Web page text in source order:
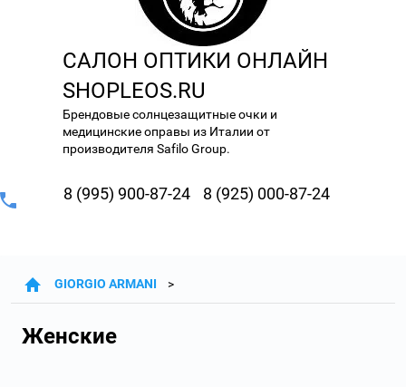
САЛОН ОПТИКИ ОНЛАЙН
SHOPLEOS.RU
Брендовые солнцезащитные очки и
медицинские оправы из Италии от
производителя Safilo Group.
8 (995) 900-87-24 8 (925) 000-87-24
GIORGIO ARMANI
Женские